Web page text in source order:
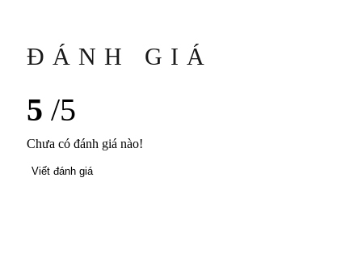
ĐÁNH GIÁ
5 /5
Chưa có đánh giá nào!
Viết đánh giá